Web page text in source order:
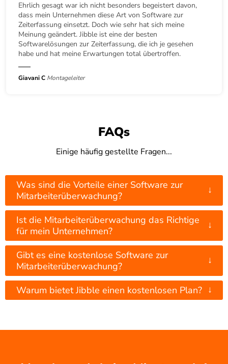
Ehrlich gesagt war ich nicht besonders begeistert davon,
dass mein Unternehmen diese Art von Software zur
Zeiterfassung einsetzt. Doch wie sehr hat sich meine
Meinung geändert. Jibble ist eine der besten
Softwarelösungen zur Zeiterfassung, die ich je gesehen
habe und hat meine Erwartungen total übertroffen.
Giavani C Montageleiter
FAQs
Einige häufig gestellte Fragen...
Was sind die Vorteile einer Software zur
Mitarbeiterüberwachung?
↓
Ist die Mitarbeiterüberwachung das Richtige
für mein Unternehmen?
↓
Gibt es eine kostenlose Software zur
Mitarbeiterüberwachung?
↓
Warum bietet Jibble einen kostenlosen Plan? ↓